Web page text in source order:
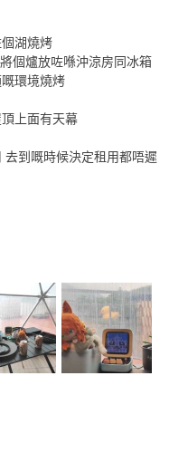
湖燒烤
個爐放咗喺沖涼房同冰箱
環境燒烤
上面有天幕
到嘅時候決定租用都唔遲